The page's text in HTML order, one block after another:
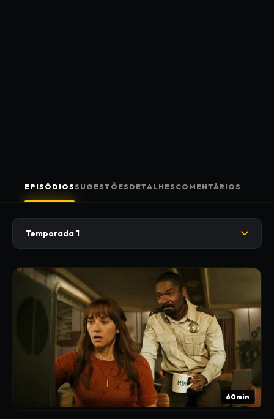
EPISÓDIOSSUGESTÕES DETALHES COMENTÁRIOS
Temporada 1
60min